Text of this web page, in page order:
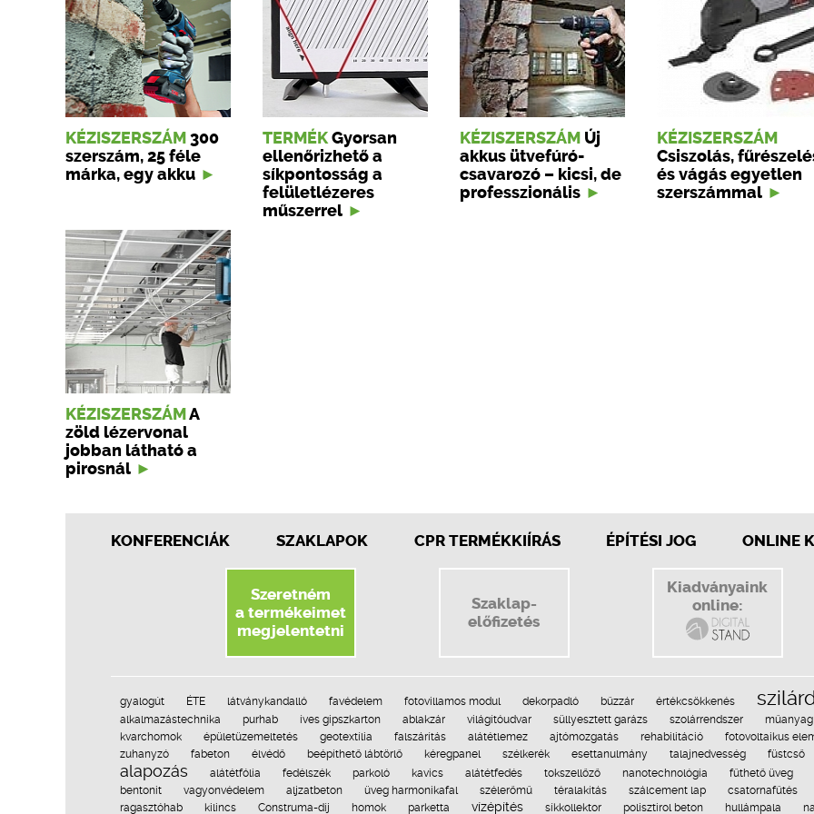
KÉZISZERSZÁM 300
szerszám, 25 féle
márka, egy akku
TERMÉK Gyorsan
ellenőrizhető a
síkpontosság a
felületlézeres
műszerrel
KÉZISZERSZÁM Új
akkus ütvefúró-
csavarozó – kicsi, de
professzionális
KÉZISZERSZÁM
Csiszolás,
és vágás egyetlen
szerszámmal
KÉZISZERSZÁM A
zöld lézervonal
jobban látható a
pirosnál
KONFERENCIÁK SZAKLAPOK CPR TERMÉKKIÍRÁS ÉPÍTÉSI JOG ONLINE
Szeretném
a termékeimet
megjelentetni
Szaklap-
előfizetés
Kiadványaink
online:
gyalogút ÉTE látványkandalló favédelem fotovillamos modul dekorpadló bűzzár értékcsökkenés
alkalmazástechnika purhab íves gipszkarton ablakzár világítóudvar süllyesztett garázs szolárrendszer
kvarchomok
épületüzemeltetés geotextília falszárítás alátétlemez ajtómozgatás rehabilitáció
fotovoltaikus
zuhanyzó
fabeton élvédő beépíthető lábtörlő kéregpanel szélkerék esettanulmány talajnedvesség füstcső
alapozás alátétfólia fedélszék parkoló kavics alátétfedés tokszellőző nanotechnológia
fűthető üveg
bentonit
vagyonvédelem aljzatbeton üveg harmonikafal szélerőmű téralakítás szálcement lap
csatornafűtés
ragasztóhab
kilincs Construma-díj homok parketta vízépítés síkkollektor polisztirol beton hullámpala